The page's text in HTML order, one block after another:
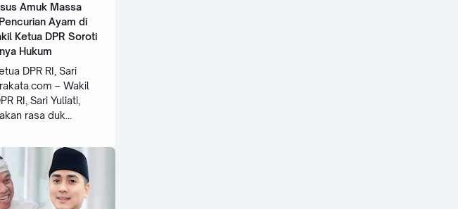
Amuk Massa
Ayam di
Ketua DPR Soroti
Hukum
DPR RI, Sari
– Wakil
RI, Sari Yuliati,
rasa duk